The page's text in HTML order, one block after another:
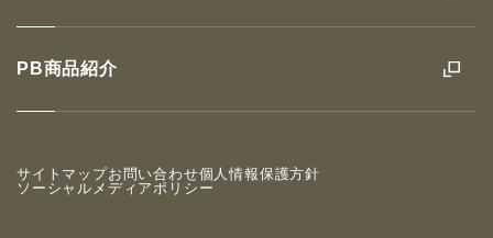
PB商品紹介
サイトマップお問い合わせ個人情報保護方針
ソーシャルメディアポリシー